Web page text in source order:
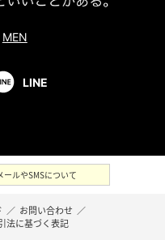
MEN
LINE
ールやSMSについて
／ お問い合わせ ／
法に基づく表記